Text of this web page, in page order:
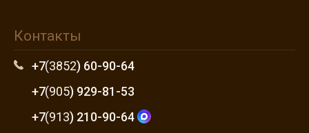
Контакты
+7(3852) 60-90-64
+7(905) 929-81-53
+7(913) 210-90-64